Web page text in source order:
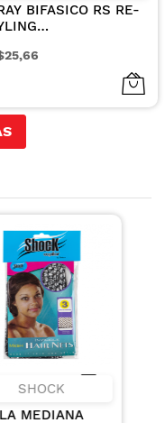
RECAMIER
SHAMPOO HYDRA
BIFASICO RS RE-